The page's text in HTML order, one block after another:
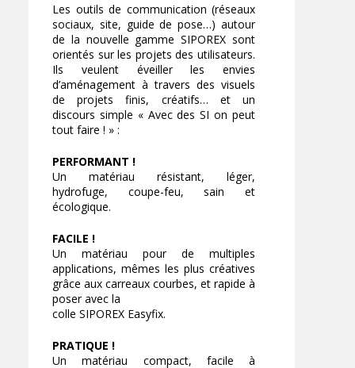
Les outils de communication (réseaux
sociaux, site, guide de pose…) autour
de la nouvelle gamme SIPOREX sont
orientés sur les projets des utilisateurs.
Ils veulent éveiller les envies
d’aménagement à travers des visuels
de projets finis, créatifs… et un
discours simple « Avec des SI on peut
tout faire ! » :
PERFORMANT !
Un matériau résistant, léger,
hydrofuge, coupe-feu, sain et
écologique.
FACILE !
Un matériau pour de multiples
applications, mêmes les plus créatives
grâce aux carreaux courbes, et rapide à
poser avec la
colle SIPOREX Easyfix.
PRATIQUE !
Un matériau compact, facile à